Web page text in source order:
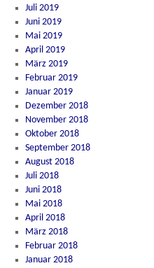
Juli 2019
Juni 2019
Mai 2019
April 2019
März 2019
Februar 2019
Januar 2019
Dezember 2018
November 2018
Oktober 2018
September 2018
August 2018
Juli 2018
Juni 2018
Mai 2018
April 2018
März 2018
Februar 2018
Januar 2018